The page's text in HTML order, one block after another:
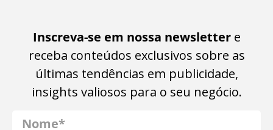
Inscreva-se em nossa newslettere
receba conteúdos exclusivos sobre as
últimas tendências em publicidade,
insights valiosos para o seu negócio.